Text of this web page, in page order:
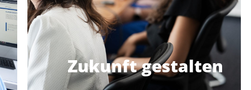
Zukunft gestalten
Deine Zukunft
gestalten